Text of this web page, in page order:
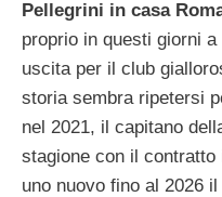
Pellegrini in casa
proprio in questi giorni
uscita per il club
storia sembra ripetersi
nel 2021, il capitano
stagione con il
uno nuovo fino al 2026